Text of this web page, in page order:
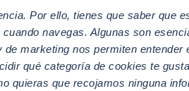
Por ello, tienes que saber que
navegas. Algunas son
marketing nos permiten entender
qué categoría de cookies te
quieras que recojamos ninguna
deberán informar del
sonido que parezcan